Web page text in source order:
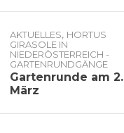
AKTUELLES, HORTUS
GIRASOLE IN
NIEDERÖSTERREICH -
GARTENRUNDGÄNGE
Gartenrunde am 2.
März